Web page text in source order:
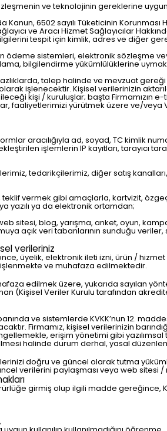
ve teknolojinin gereklerine
Kanun, 6502 sayılı Tüketicinin
ve Aracı Hizmet Sağlayıcılar
tespit için kimlik, adres ve diğer
ödeme sistemleri, elektronik
bilgilendirme yükümlülüklerine
talep halinde ve mevzuat
işlenecektir. Kişisel verilerinizin
kişi / kuruluşlar; başta Firmamızın
faaliyetlerimizi yürütmek üzere ve/veya
aracılığıyla ad, soyad, TC kimlik
işlemlerin IP kayıtları, tarayıcı
tedarikçilerimiz, diğer satış
vermek gibi amaçlarla, kartvizit,
yazılı ya da elektronik ortamdan;
sitesi, blog, yarışma, anket, oyun,
açık veri tabanlarının sunduğu
verileriniz
üyelik, elektronik ileti izni, ürün /
ve muhafaza edilmektedir.
edilmek üzere, yukarıda sayılan
(Kişisel Veriler Kurulu tarafından
ve sistemlerde KVKK’nun 12.
Firmamız, kişisel verilerinizin
erişim yönetimi gibi
halinde durum derhal, yasal
doğru ve güncel olarak tutma
verilerini paylaşması veya web
girmiş olup ilgili madde